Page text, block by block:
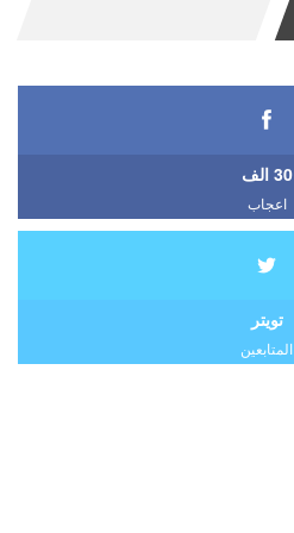
30 الف
اعجاب
تويتر
المتابعين